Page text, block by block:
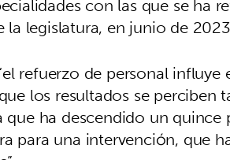
la legislatura, en junio de
refuerzo de personal
los resultados se perciben
que ha descendido un
para una intervención, que